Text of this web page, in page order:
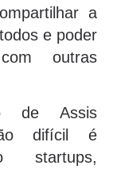
a
e poder
outras
de Assis
difícil é
startups,